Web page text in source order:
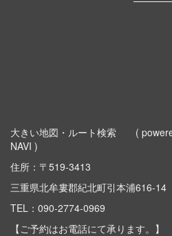
大きい地図・ルート検索
(
NAVI )
住所：〒519-3413
三重県北牟婁郡紀北町引本浦616-14
TEL： 090-2774-0969
【ご予約はお電話にて承ります。】